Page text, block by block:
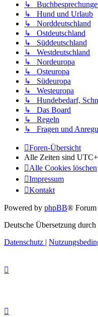
↳
↳ Hund und Urlaub
↳ Norddeutschland
↳ Ostdeutschland
↳ Süddeutschland
↳ Westdeutschland
↳ Nordeuropa
↳ Osteuropa
↳ Südeuropa
↳ Westeuropa
↳ Hundebedarf,
↳ Das Board
↳ Regeln
↳ Fragen und
Foren-Übersicht
Alle Zeiten sind
Alle Cookies löschen
Impressum
Kontakt
Powered by phpBB® Forum
Deutsche Übersetzung durch
Datenschutz |